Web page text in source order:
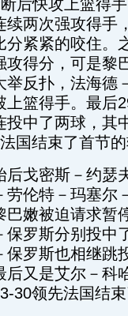
后快攻上篮得
续两次强攻得手
分紧紧的咬住。
攻得分，可是黎
举反扑，法海德
上篮得手。最后
投中了两球，其
国结束了首节
戈密斯－约瑟
劳伦特－玛塞尔
巴嫩被迫请求暂
保罗斯分别投中
保罗斯也相继跳
后又是艾尔－科
30领先法国结